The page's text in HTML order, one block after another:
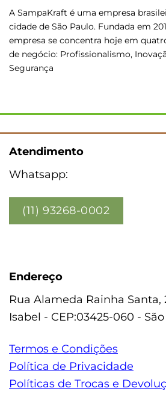
A SampaKraft é uma empresa
cidade de São Paulo. Fundada em
empresa se concentra hoje em
de negócio: Profissionalismo,
Segurança
Atendimento
Whatsapp:
(11) 93268-0002
Endereço
Rua Alameda Rainha Santa,
Isabel - CEP:03425-060 -
Termos e Condições
Política de Privacidade
Políticas de Trocas e